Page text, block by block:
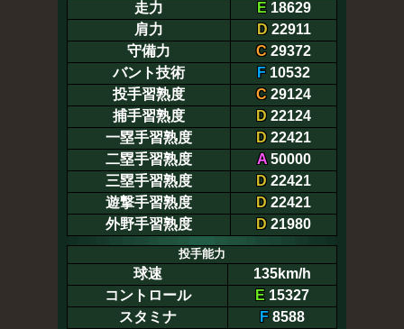
走力
E18629
肩力
D22911
守備力
C 29372
バント技術
F 10532
投手習熟度
C 29124
捕手習熟度
D 22124
一塁手習熟度
D 22421
二塁手習熟度
A50000
三塁手習熟度
D 22421
遊撃手習熟度
D 22421
外野手習熟度
D 21980
投手能力
球速
135km/h
コントロール
E 15327
スタミナ
F 8588